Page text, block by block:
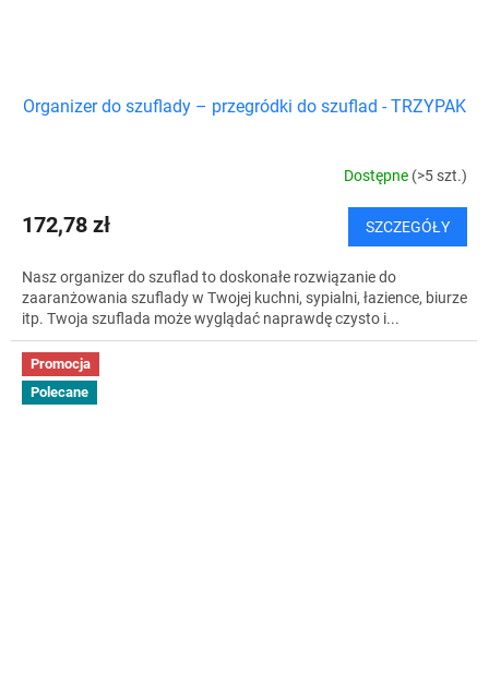
Organizer do szuflady – przegródki do szuflad - TRZYPAK
Dostępne (>5 szt.)
172,78 zł SZCZEGÓŁY
Nasz organizer do szuflad to doskonałe rozwiązanie do
zaaranżowania szuflady w Twojej kuchni, sypialni, łazience, biurze
itp. Twoja szuflada może wyglądać naprawdę czysto i...
Promocja
Polecane